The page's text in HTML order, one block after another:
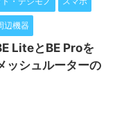
辺機器
LiteとBE Proを
ッシュルーターの